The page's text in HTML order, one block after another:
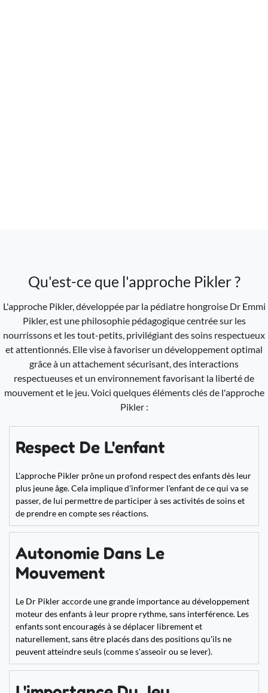
Qu'est-ce que l'approche Pikler ?
L'approche Pikler, développée par la pédiatre hongroise Dr Emmi
Pikler, est une philosophie pédagogique centrée sur les
nourrissons et les tout-petits, privilégiant des soins respectueux
et attentionnés. Elle vise à favoriser un développement optimal
grâce à un attachement sécurisant, des interactions
respectueuses et un environnement favorisant la liberté de
mouvement et le jeu. Voici quelques éléments clés de l'approche
Pikler :
Respect De L'enfant
L'approche Pikler prône un profond respect des enfants dès leur
plus jeune âge. Cela implique d'informer l'enfant de ce qui va se
passer, de lui permettre de participer à ses activités de soins et
de prendre en compte ses réactions.
Autonomie Dans Le
Mouvement
Le Dr Pikler accorde une grande importance au développement
moteur des enfants à leur propre rythme, sans interférence. Les
enfants sont encouragés à se déplacer librement et
naturellement, sans être placés dans des positions qu'ils ne
peuvent atteindre seuls (comme s'asseoir ou se lever).